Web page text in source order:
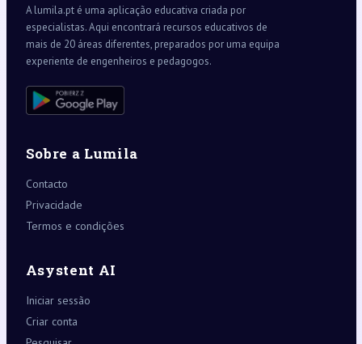
A lumila.pt é uma aplicação educativa criada por
especialistas. Aqui encontrará recursos educativos de
mais de 20 áreas diferentes, preparados por uma equipa
experiente de engenheiros e pedagogos.
Sobre a Lumila
Contacto
Privacidade
Termos e condições
Asystent AI
Iniciar sessão
Criar conta